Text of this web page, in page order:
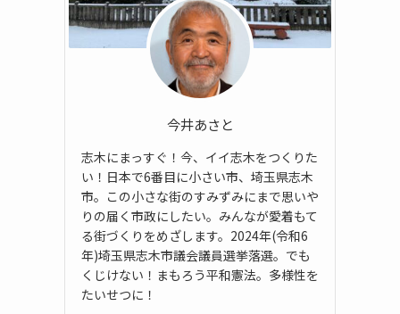
今井あさと
志木にまっすぐ！今、イイ志木をつくりた
い！日本で6番目に小さい市、埼玉県志木
市。この小さな街のすみずみにまで思いや
りの届く市政にしたい。みんなが愛着もて
る街づくりをめざします。2024年(令和6
年)埼玉県志木市議会議員選挙落選。でも
くじけない！まもろう平和憲法。多様性を
たいせつに！